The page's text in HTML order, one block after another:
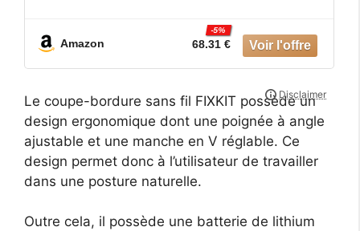
Lames, Debrouissalleuses a Batterie
pour Tondre Les Pelouses du Jardin
Amazon 68.31 €
-5%
Le coupe-bordure sans fil FIXKIT possède un
design ergonomique dont une poignée à angle
ajustable et une manche en V réglable. Ce
design permet donc à l’utilisateur de travailler
dans une posture naturelle.
Outre cela, il possède une batterie de lithium